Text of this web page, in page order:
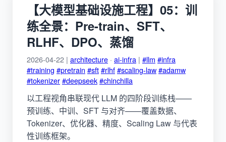
【大模型基础设施工程】05：训
练全景：Pre-train、SFT、
RLHF、DPO、蒸馏
2026-04-22 | architecture · ai-infra | #llm #infra
#training #pretrain #sft#rlhf#scaling-law#adamw
#tokenizer#deepseek#chinchilla
以工程视角串联现代 LLM 的四阶段训练栈——
预训练、中训、SFT 与对齐——覆盖数据、
Tokenizer、优化器、精度、Scaling Law 与代表
性训练框架。